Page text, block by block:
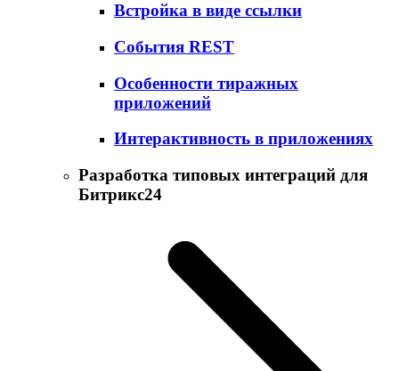
Встройка в виде ссылки
События REST
Особенности тиражных
приложений
Интерактивность в приложениях
Разработка типовых интеграций для
Битрикс24